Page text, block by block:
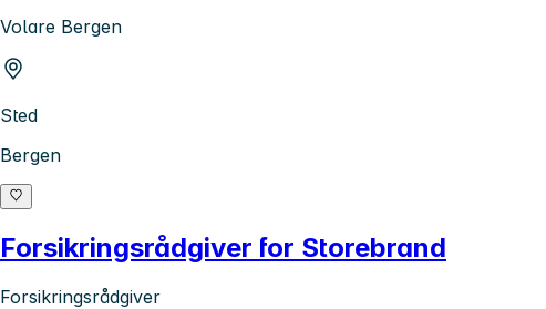
Volare Bergen
Sted
Bergen
Forsikringsrådgiver for Storebrand
Forsikringsrådgiver